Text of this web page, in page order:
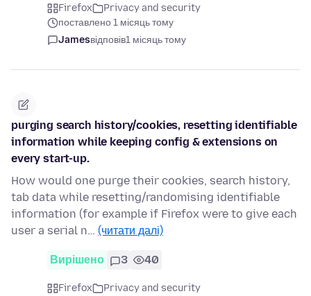
Firefox
Privacy and security
поставлено 1 місяць тому
Jamesвідповів1 місяць тому
purging search history/cookies, resetting identifiable
information while keeping config & extensions on
every start-up.
How would one purge their cookies, search history,
tab data while resetting/randomising identifiable
information (for example if Firefox were to give each
user a serial n… (читати далі)
Вирішено 3 40
Firefox
Privacy and security